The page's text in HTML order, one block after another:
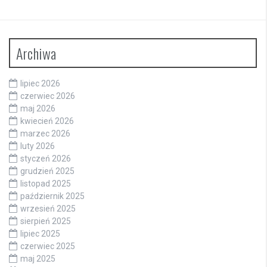
Archiwa
lipiec 2026
czerwiec 2026
maj 2026
kwiecień 2026
marzec 2026
luty 2026
styczeń 2026
grudzień 2025
listopad 2025
październik 2025
wrzesień 2025
sierpień 2025
lipiec 2025
czerwiec 2025
maj 2025